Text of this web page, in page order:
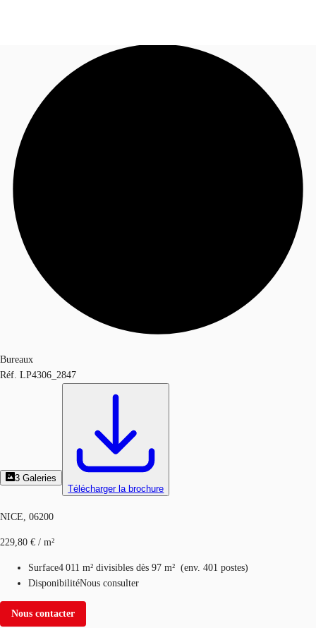
Blog
Données marchés
Appelez maintenant
Bureaux
Réf. LP4306_2847
3 Galeries
Télécharger la brochure
NICE, 06200
229,80 € / m²
Surface4 011 m² divisibles dès 97 m² (env. 401 postes)
DisponibilitéNous consulter
Nous contacter